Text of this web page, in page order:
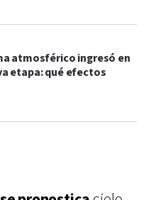
atmosférico ingresó en
etapa: qué efectos